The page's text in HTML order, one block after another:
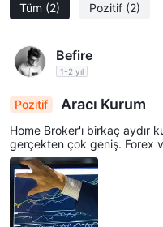
Tüm (2) Pozitif (2)
Befire
1-2 yıl
Pozitif Aracı Kurum
Home Broker'ı birkaç aydır
gerçekten çok geniş. Forex